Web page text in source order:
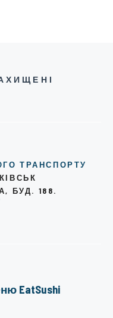
ТРАНСПОРТУ
БУД. 188.
EatSushi